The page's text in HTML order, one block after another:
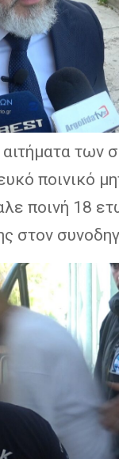
των
ποινικό
ποινή 18
στον